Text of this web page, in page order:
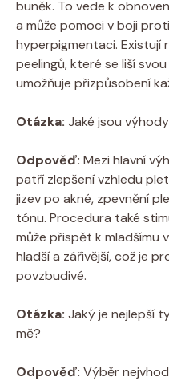
buněk. To vede k
a může pomoci v boji
hyperpigmentaci. Existují
peelingů, které se liší
umožňuje přizpůsobení
Otázka: Jaké jsou
Odpověď: Mezi hlavní
patří zlepšení vzhledu
jizev po akné, zpevnění
tónu. Procedura také
může přispět k mladšímu
hladší a zářivější, což je
povzbudivé.
Otázka: Jaký je nejlepší
mě?
Odpověď: Výběr